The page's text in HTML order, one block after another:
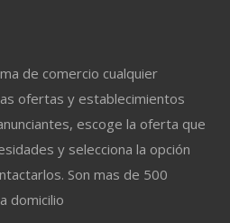
de comercio cualquier
ofertas y establecimientos
escoge la oferta que
y selecciona la opción
Son mas de 500
domicilio